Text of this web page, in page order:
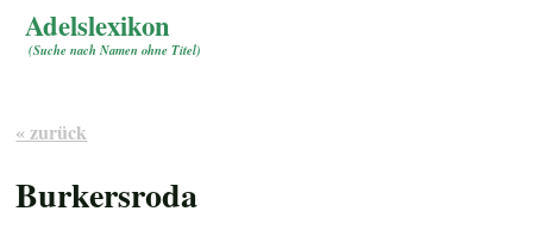
Adelslexikon
(Suche nach Namen ohne Titel)
« zurück
Burkersroda